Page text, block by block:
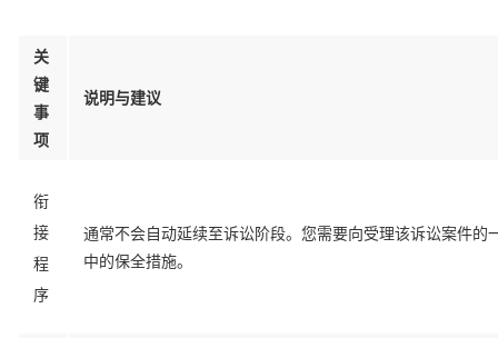
关
键
事
项
说明与建议
衔
接
程
序
通常不会自动延续至诉讼阶段。您需要向受理该诉讼案件
中的保全措施。